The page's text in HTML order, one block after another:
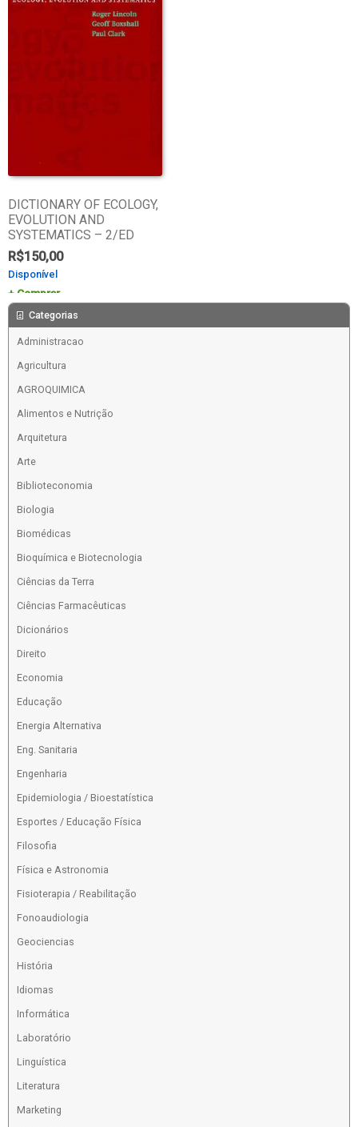
DICTIONARY OF ECOLOGY,
EVOLUTION AND
SYSTEMATICS – 2/ED
R$150,00
Disponível
Comprar
Categorias
Administracao
Agricultura
AGROQUIMICA
Alimentos e Nutrição
Arquitetura
Arte
Biblioteconomia
Biologia
Biomédicas
Bioquímica e Biotecnologia
Ciências da Terra
Ciências Farmacêuticas
Dicionários
Direito
Economia
Educação
Energia Alternativa
Eng. Sanitaria
Engenharia
Epidemiologia / Bioestatística
Esportes / Educação Física
Filosofia
Física e Astronomia
Fisioterapia / Reabilitação
Fonoaudiologia
Geociencias
História
Idiomas
Informática
Laboratório
Linguística
Literatura
Marketing